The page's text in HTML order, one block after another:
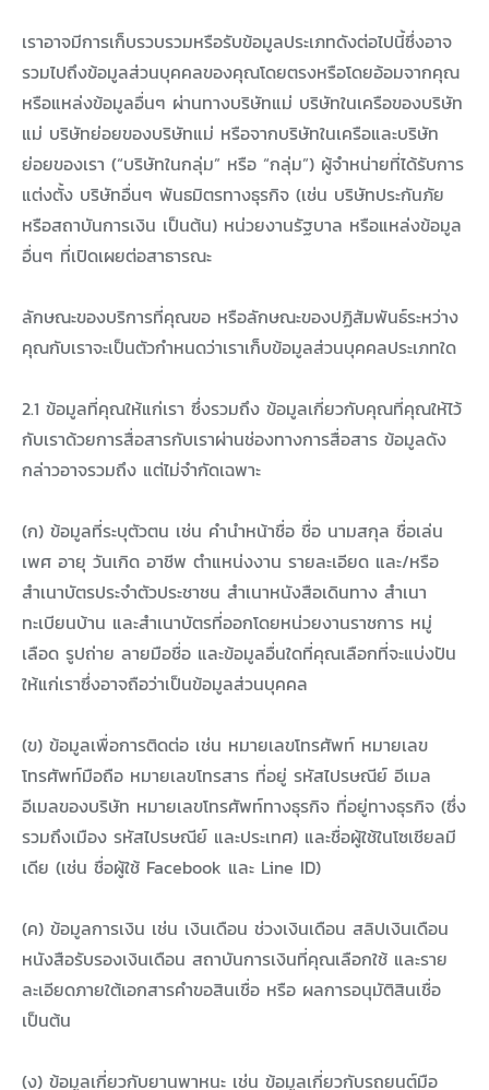
เราอาจมีการเก็บรวบรวมหรือรับข้อมูลประเภทดังต่อไปนี้ซึ่งอาจ
รวมไปถึงข้อมูลส่วนบุคคลของคุณโดยตรงหรือโดยอ้อมจากคุณ
หรือแหล่งข้อมูลอื่นๆ ผ่านทางบริษัทแม่ บริษัทในเครือของบริษัท
แม่ บริษัทย่อยของบริษัทแม่ หรือจากบริษัทในเครือและบริษัท
ย่อยของเรา (“บริษัทในกลุ่ม” หรือ “กลุ่ม”) ผู้จำหน่ายที่ได้รับการ
แต่งตั้ง บริษัทอื่นๆ พันธมิตรทางธุรกิจ (เช่น บริษัทประกันภัย
หรือสถาบันการเงิน เป็นต้น) หน่วยงานรัฐบาล หรือแหล่งข้อมูล
อื่นๆ ที่เปิดเผยต่อสาธารณะ
ลักษณะของบริการที่คุณขอ หรือลักษณะของปฏิสัมพันธ์ระหว่าง
คุณกับเราจะเป็นตัวกำหนดว่าเราเก็บข้อมูลส่วนบุคคลประเภทใด
2.1 ข้อมูลที่คุณให้แก่เรา ซึ่งรวมถึง ข้อมูลเกี่ยวกับคุณที่คุณให้ไว้
กับเราด้วยการสื่อสารกับเราผ่านช่องทางการสื่อสาร ข้อมูลดัง
กล่าวอาจรวมถึง แต่ไม่จำกัดเฉพาะ
(ก) ข้อมูลที่ระบุตัวตน เช่น คำนำหน้าชื่อ ชื่อ นามสกุล ชื่อเล่น
เพศ อายุ วันเกิด อาชีพ ตำแหน่งงาน รายละเอียด และ/หรือ
สำเนาบัตรประจำตัวประชาชน สำเนาหนังสือเดินทาง สำเนา
ทะเบียนบ้าน และสำเนาบัตรที่ออกโดยหน่วยงานราชการ หมู่
เลือด รูปถ่าย ลายมือชื่อ และข้อมูลอื่นใดที่คุณเลือกที่จะแบ่งปัน
ให้แก่เราซึ่งอาจถือว่าเป็นข้อมูลส่วนบุคคล
(ข) ข้อมูลเพื่อการติดต่อ เช่น หมายเลขโทรศัพท์ หมายเลข
โทรศัพท์มือถือ หมายเลขโทรสาร ที่อยู่ รหัสไปรษณีย์ อีเมล
อีเมลของบริษัท หมายเลขโทรศัพท์ทางธุรกิจ ที่อยู่ทางธุรกิจ (ซึ่ง
รวมถึงเมือง รหัสไปรษณีย์ และประเทศ) และชื่อผู้ใช้ในโซเชียลมี
เดีย (เช่น ชื่อผู้ใช้ Facebook และ Line ID)
(ค) ข้อมูลการเงิน เช่น เงินเดือน ช่วงเงินเดือน สลิปเงินเดือน
หนังสือรับรองเงินเดือน สถาบันการเงินที่คุณเลือกใช้ และราย
ละเอียดภายใต้เอกสารคำขอสินเชื่อ หรือ ผลการอนุมัติสินเชื่อ
เป็นต้น
(ง) ข้อมูลเกี่ยวกับยานพาหนะ เช่น ข้อมูลเกี่ยวกับรถยนต์มือ